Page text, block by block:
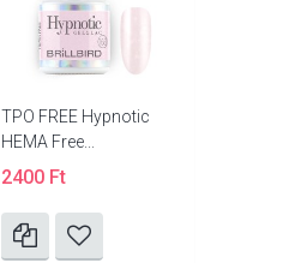
TPO FREE Hypnotic
HEMA Free...
2400 Ft